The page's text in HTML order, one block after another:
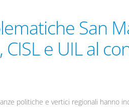
San
CISL e UIL al
politiche e vertici regionali hanno